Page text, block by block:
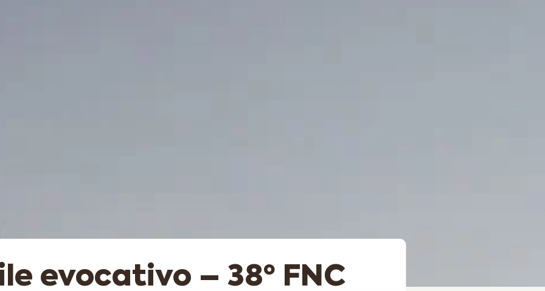
evocativo – 38º FNC